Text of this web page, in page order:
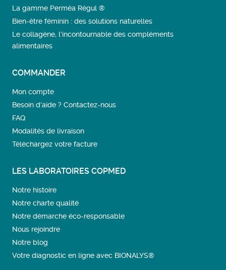
La gamme Perméa Régul ®
Bien-être féminin : des solutions naturelles
Le collagène, l’incontournable des compléments
alimentaires
COMMANDER
Mon compte
Besoin d’aide ? Contactez-nous
FAQ
Modalités de livraison
Téléchargez votre facture
LES LABORATOIRES COPMED
Notre histoire
Notre charte qualité
Notre démarche éco-responsable
Nous rejoindre
Notre blog
Votre diagnostic en ligne avec BIONALYS®